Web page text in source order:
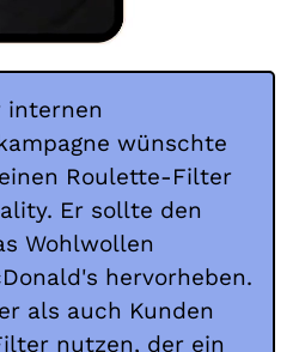
internen
wünschte
Roulette-Filter
Er sollte den
Wohlwollen
hervorheben.
als auch Kunden
nutzen, der ein